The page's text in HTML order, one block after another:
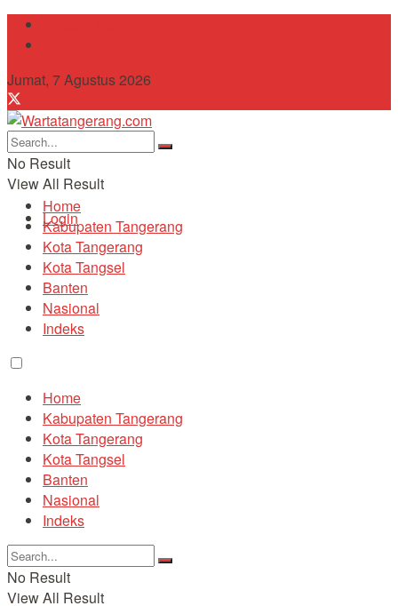
Jumat, 7 Agustus 2026
No Result
View All Result
Login
Home
Kabupaten Tangerang
Kota Tangerang
Kota Tangsel
Banten
Nasional
Indeks
Home
Kabupaten Tangerang
Kota Tangerang
Kota Tangsel
Banten
Nasional
Indeks
No Result
View All Result